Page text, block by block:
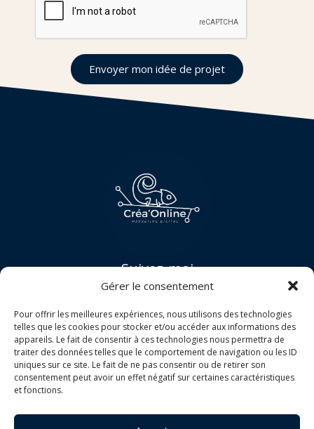
Gérer le consentement
Pour offrir les meilleures expériences, nous utilisons des technologies
telles que les cookies pour stocker et/ou accéder aux informations des
appareils. Le fait de consentir à ces technologies nous permettra de
traiter des données telles que le comportement de navigation ou les ID
uniques sur ce site. Le fait de ne pas consentir ou de retirer son
consentement peut avoir un effet négatif sur certaines caractéristiques
et fonctions.
Envoyer mon idée de projet
Suivez-moi
Facebook
Instagram
Mes prestations
Création de site internet
Maintenance et sécurité de site WordPress
Refonte de site WordPress